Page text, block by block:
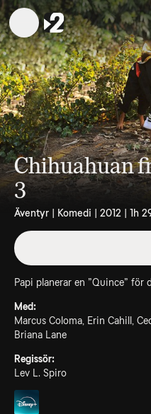
Chihuahuan
3
Äventyr | Komedi | 2012 | 1h
Papi planerar en ”Quince” för
Med:
Marcus Coloma, Erin Cahill,
Briana Lane
Regissör:
Lev L. Spiro